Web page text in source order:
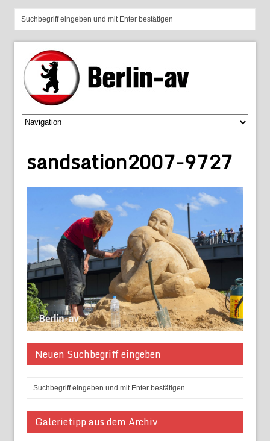
sandsation2007-9727
Neuen Suchbegriff eingeben
Galerietipp aus dem Archiv